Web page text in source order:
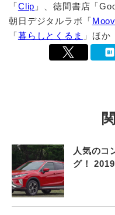
「Clip 」、徳間書店「
朝日デジタルラボ「
「暮らしとくるま 」ほか
人気のコ
グ！